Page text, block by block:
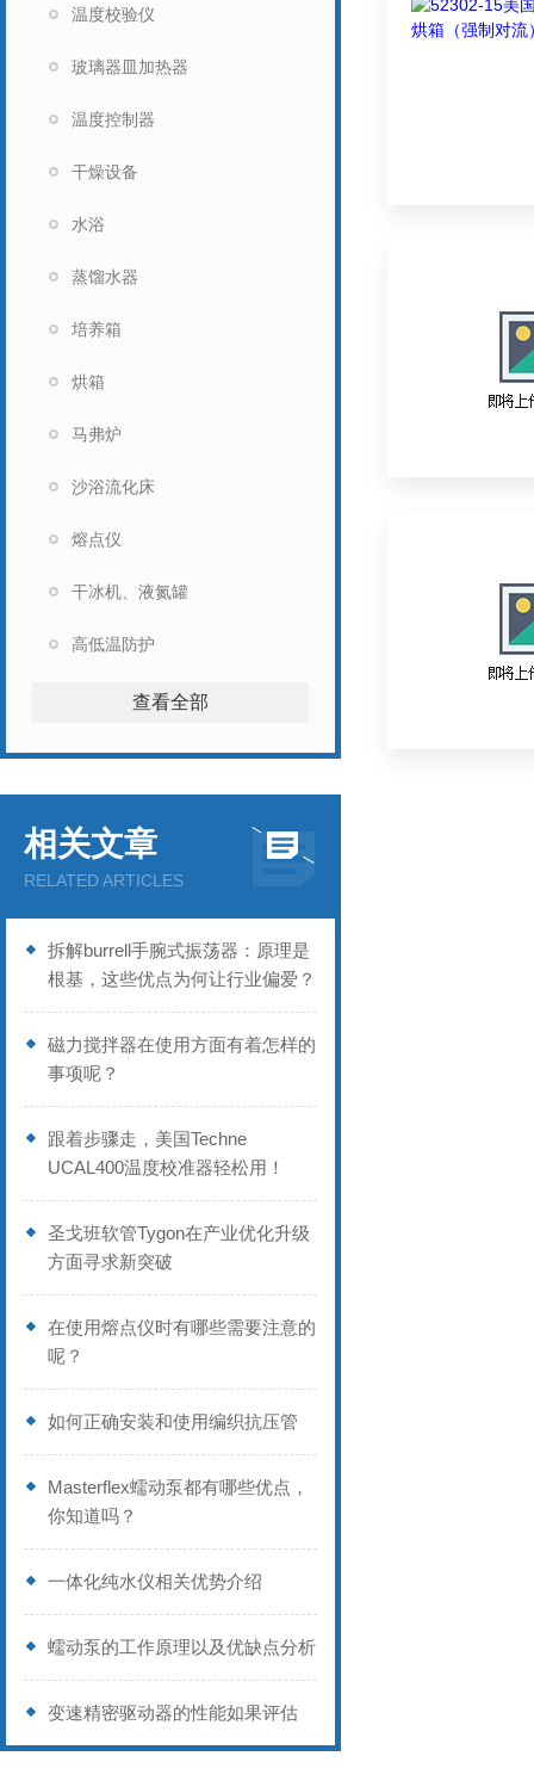
温度校验仪
玻璃器皿加热器
温度控制器
干燥设备
水浴
蒸馏水器
培养箱
烘箱
马弗炉
沙浴流化床
熔点仪
干冰机、液氮罐
高低温防护
查看全部
相关文章
RELATED ARTICLES
拆解burrell手腕式振荡器：原理是
根基，这些优点为何让行业偏爱？
磁力搅拌器在使用方面有着怎样的
事项呢？
跟着步骤走，美国Techne
UCAL400温度校准器轻松用！
圣戈班软管Tygon在产业优化升级
方面寻求新突破
在使用熔点仪时有哪些需要注意的
呢？
如何正确安装和使用编织抗压管
Masterflex蠕动泵都有哪些优点，
你知道吗？
一体化纯水仪相关优势介绍
蠕动泵的工作原理以及优缺点分析
变速精密驱动器的性能如果评估